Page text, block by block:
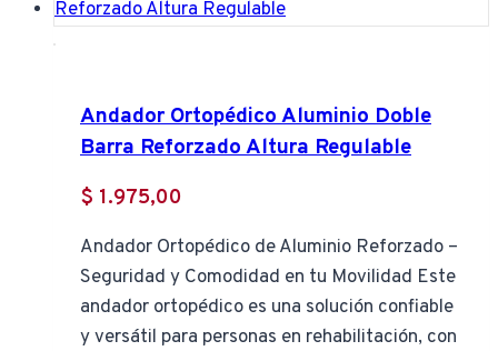
Andador Ortopédico Aluminio Doble
Barra Reforzado Altura Regulable
$ 1.975,00
Andador Ortopédico de Aluminio Reforzado –
Seguridad y Comodidad en tu Movilidad Este
andador ortopédico es una solución confiable
y versátil para personas en rehabilitación, con